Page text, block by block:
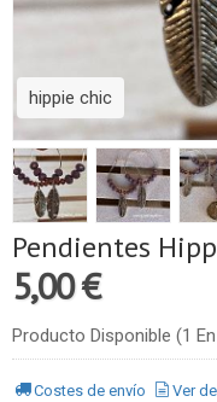
hippie chic
Pendientes
5,00 €
Producto Disponible (1
Costes de envío Ver